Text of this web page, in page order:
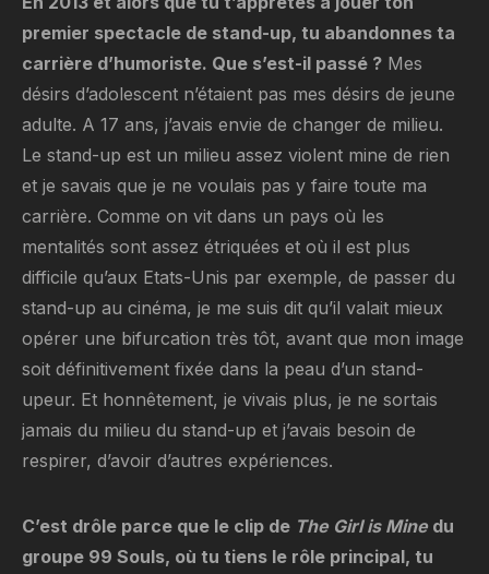
premier spectacle de stand-up, tu abandonnes ta
carrière d’humoriste. Que s’est-il passé ? Mes
désirs d’adolescent n’étaient pas mes désirs de jeune
adulte. A 17 ans, j’avais envie de changer de milieu.
Le stand-up est un milieu assez violent mine de rien
et je savais que je ne voulais pas y faire toute ma
carrière. Comme on vit dans un pays où les
mentalités sont assez étriquées et où il est plus
difficile qu’aux Etats-Unis par exemple, de passer du
stand-up au cinéma, je me suis dit qu’il valait mieux
opérer une bifurcation très tôt, avant que mon image
soit définitivement fixée dans la peau d’un stand-
upeur. Et honnêtement, je vivais plus, je ne sortais
jamais du milieu du stand-up et j’avais besoin de
respirer, d’avoir d’autres expériences.
C’est drôle parce que le clip de The Girl is Mine du
groupe 99 Souls, où tu tiens le rôle principal, tu